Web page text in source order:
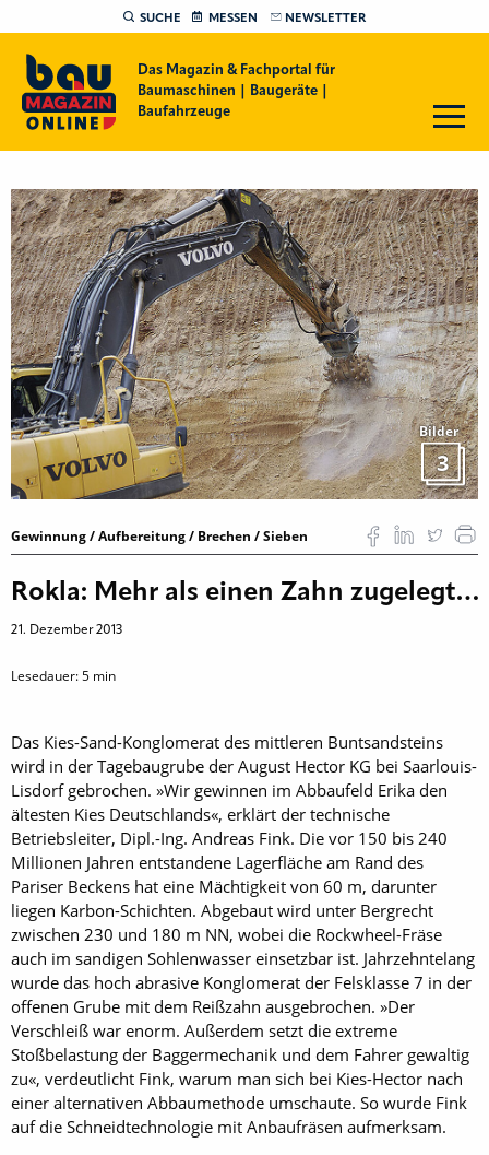
SUCHE MESSEN NEWSLETTER
Das Magazin & Fachportal für
Baumaschinen | Baugeräte |
Baufahrzeuge
Bilder
3
Gewinnung / Aufbereitung / Brechen / Sieben
Rokla: Mehr als einen Zahn zugelegt…
21. Dezember 2013
Lesedauer:5 min
Das Kies-Sand-Konglomerat des mittleren Buntsandsteins
wird in der Tagebaugrube der August Hector KG bei Saarlouis-
Lisdorf gebrochen. »Wir gewinnen im Abbaufeld Erika den
ältesten Kies Deutschlands«, erklärt der technische
Betriebsleiter, Dipl.-Ing. Andreas Fink. Die vor 150 bis 240
Millionen Jahren entstandene Lagerfläche am Rand des
Pariser Beckens hat eine Mächtigkeit von 60 m, darunter
liegen Karbon-Schichten. Abgebaut wird unter Bergrecht
zwischen 230 und 180 m NN, wobei die Rock­wheel-Fräse
auch im sandigen Sohlenwasser einsetzbar ist. Jahrzehntelang
wurde das hoch abrasive Konglomerat der Felsklasse 7 in der
offenen Grube mit dem Reißzahn ausgebrochen. »Der
Verschleiß war enorm. Außerdem setzt die extreme
Stoßbelastung der Baggermechanik und dem Fahrer gewaltig
zu«, verdeutlicht Fink, warum man sich bei Kies-Hector nach
einer alternativen Abbaumethode umschaute. So wurde Fink
auf die Schneidtechnologie mit Anbaufräsen aufmerksam.